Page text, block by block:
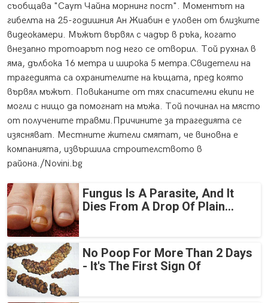
съобщава "Саут Чайна морнинг пост". Моментът на
гибелта на 25-годишния Ан Жиабин е уловен от близките
видеокамери. Мъжът вървял с чадър в ръка, когато
внезапно тротоарът под него се отворил. Той рухнал в
яма, дълбока 16 метра и широка 5 метра.Свидетели на
трагедията са охранителите на къщата, пред която
вървял мъжът. Повиканите от тях спасителни екипи не
могли с нищо да помогнат на мъжа. Той починал на място
от получените травми.Причините за трагедията се
изясняват. Местните жители смятат, че виновна е
компанията, извършила строителството в
района./Novini.bg
Fungus Is A Parasite, And It
Dies From A Drop Of Plain...
No Poop For More Than 2 Days
- It's The First Sign Of